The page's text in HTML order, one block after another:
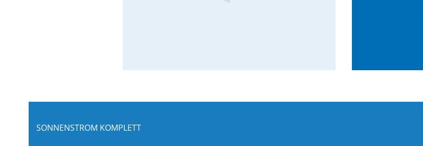
SONNENSTROM KOMPLETT